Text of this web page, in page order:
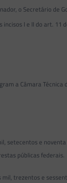
o Secretário de
I e II do art. 11
a Câmara Técnica
setecentos e
públicas federais.
trezentos e